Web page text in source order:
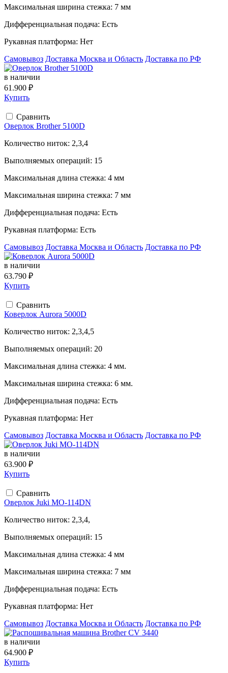
Максимальная ширина стежка: 7 мм
Дифференциальная подача: Есть
Рукавная платформа: Нет
Самовывоз Доставка Москва и Область Доставка по РФ
в наличии
61.900 ₽
Купить
Сравнить
Оверлок Brother 5100D
Количество ниток: 2,3,4
Выполняемых операций: 15
Максимальная длина стежка: 4 мм
Максимальная ширина стежка: 7 мм
Дифференциальная подача: Есть
Рукавная платформа: Есть
Самовывоз Доставка Москва и Область Доставка по РФ
в наличии
63.790 ₽
Купить
Сравнить
Коверлок Aurora 5000D
Количество ниток: 2,3,4,5
Выполняемых операций: 20
Максимальная длина стежка: 4 мм.
Максимальная ширина стежка: 6 мм.
Дифференциальная подача: Есть
Рукавная платформа: Нет
Самовывоз Доставка Москва и Область Доставка по РФ
в наличии
63.900 ₽
Купить
Сравнить
Оверлок Juki MO-114DN
Количество ниток: 2,3,4,
Выполняемых операций: 15
Максимальная длина стежка: 4 мм
Максимальная ширина стежка: 7 мм
Дифференциальная подача: Есть
Рукавная платформа: Нет
Самовывоз Доставка Москва и Область Доставка по РФ
в наличии
64.900 ₽
Купить